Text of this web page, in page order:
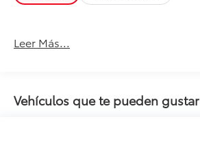
Leer Más...
Vehículos que te pueden gustar